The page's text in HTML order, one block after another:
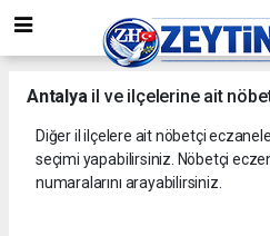
Antalya il ve ilçelerine ait
Diğer il ilçelere ait nöbetçi
seçimi yapabilirsiniz. Nöbetçi
numaralarını arayabilirsiniz.